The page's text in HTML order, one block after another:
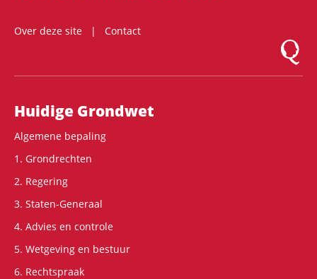
Over deze site
Contact
Logo
Hoofdnavigatie
Huidige Grondwet
Algemene bepaling
1. Grondrechten
2. Regering
3. Staten-Generaal
4. Advies en controle
5. Wetgeving en bestuur
6. Rechtspraak